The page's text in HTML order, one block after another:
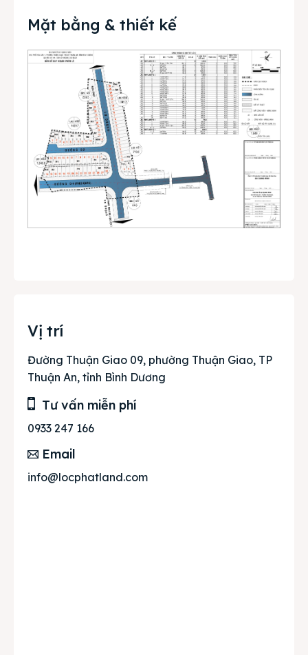
Mặt bằng & thiết kế
Vị trí
Đường Thuận Giao 09, phường Thuận Giao, TP
Thuận An, tỉnh Bình Dương
Tư vấn miễn phí
0933 247 166
Email
info@locphatland.com